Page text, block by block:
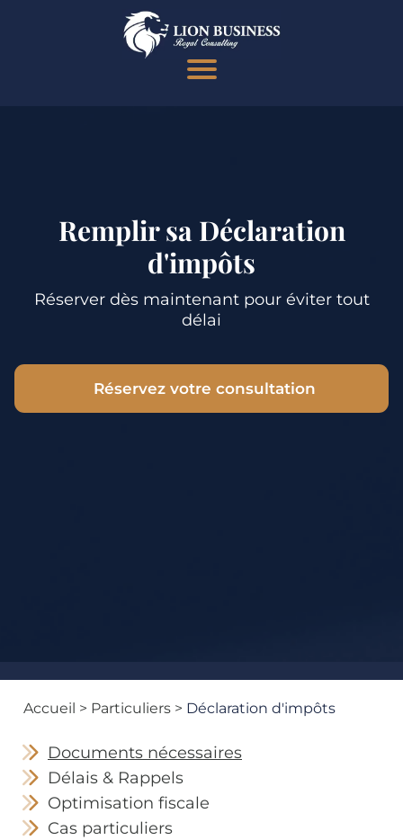
Remplir sa Déclaration
d'impôts
Réserver dès maintenant pour éviter tout
délai
Réservez votre consultation
Accueil > Particuliers > Déclaration d'impôts
Documents nécessaires
Délais & Rappels
Optimisation fiscale
Cas particuliers